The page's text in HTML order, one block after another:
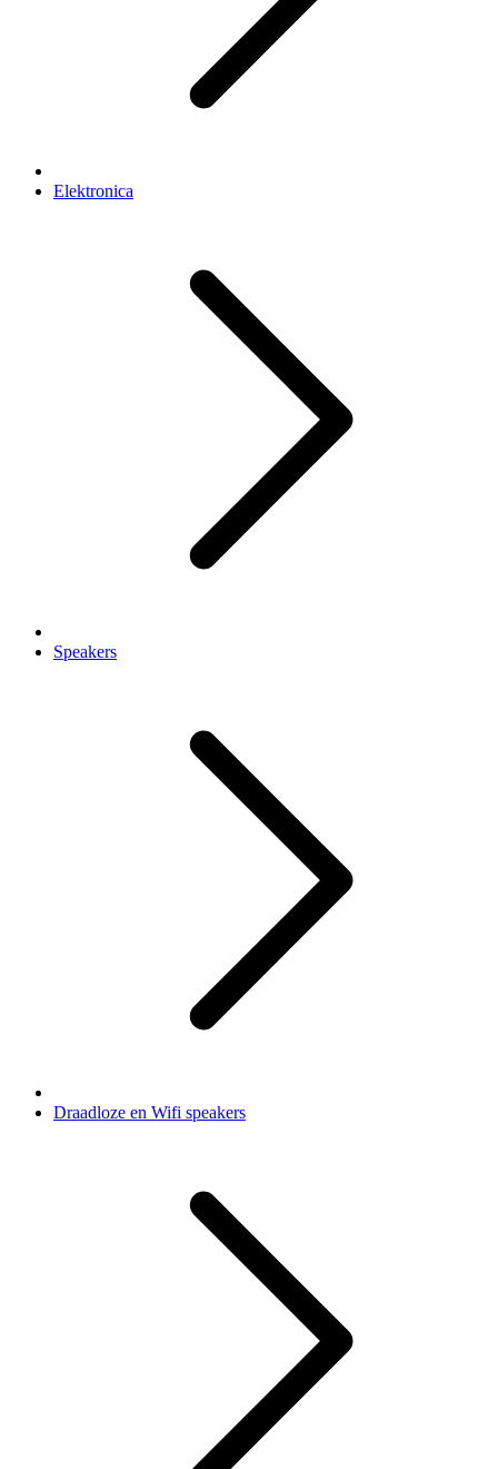
Elektronica
Speakers
Draadloze en Wifi speakers